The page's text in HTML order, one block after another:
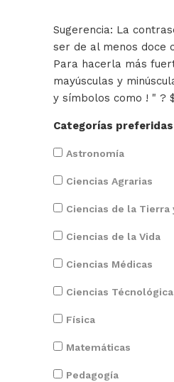
Sugerencia: La
ser de al menos doce
Para hacerla más
mayúsculas y
y símbolos como ! " ?
Categorías preferidas
Astronomía
Ciencias Agrarias
Ciencias de la Tierra
Ciencias de la Vida
Ciencias Médicas
Ciencias
Física
Matemáticas
Pedagogía